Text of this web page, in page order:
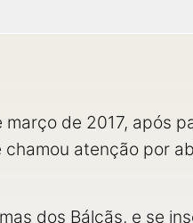
de 2017, após
chamou atenção por
dos Bálcãs, e se